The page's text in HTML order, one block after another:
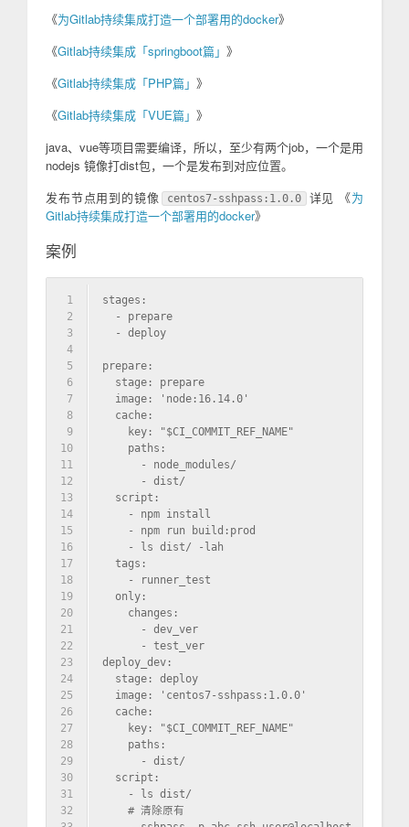
《为Gitlab持续集成打造一个部署用的docker》
《Gitlab持续集成「springboot篇」 》
《Gitlab持续集成「PHP篇」 》
《Gitlab持续集成「VUE篇」 》
java、vue等项目需要编译，所以，至少有两个job，一个是用
nodejs 镜像打dist包，一个是发布到对应位置。
发布节点用到的镜像
centos7-sshpass:1.0.0 详见 《为
Gitlab持续集成打造一个部署用的docker》
案例
1
2
3
4
5
6
7
8
9
10
11
12
13
14
15
16
17
18
19
20
21
22
23
24
25
26
27
28
29
30
31
32
stages:
  - prepare
  - deploy
prepare:
  stage: prepare
  image: 'node:16.14.0'
  cache:
    key: "$CI_COMMIT_REF_NAME"
    paths:
      - node_modules/
      - dist/
  script:
    - npm install
    - npm run build:prod
    - ls dist/ -lah
  tags:
    - runner_test
  only:
    changes:
      - dev_ver
      - test_ver
deploy_dev:
  stage: deploy
  image: 'centos7-sshpass:1.0.0'
  cache:
    key: "$CI_COMMIT_REF_NAME"
    paths:
      - dist/
  script:
    - ls dist/
    # 清除原有